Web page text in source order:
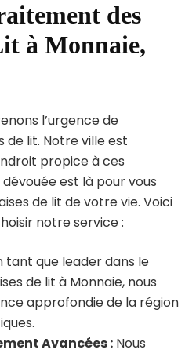
des
à Monnaie,
l’urgence de
de lit. Notre ville est
propice à ces
est là pour vous
de lit de votre vie. Voici
notre service :
tant que leader dans le
de lit à Monnaie, nous
approfondie de la région
Avancées : Nous